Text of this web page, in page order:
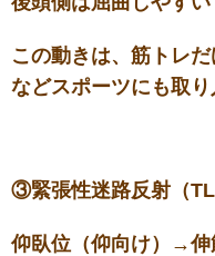
この動きは、筋トレ
などスポーツにも取り
③緊張性迷路反射（
仰臥位（仰向け）→伸